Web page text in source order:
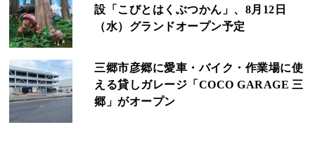
設「こびとはくぶつかん」、8月12日
（水）グランドオープン予定
三郷市彦郷に愛車・バイク・作業場に使
える貸しガレージ「COCO GARAGE 三
郷」がオープン